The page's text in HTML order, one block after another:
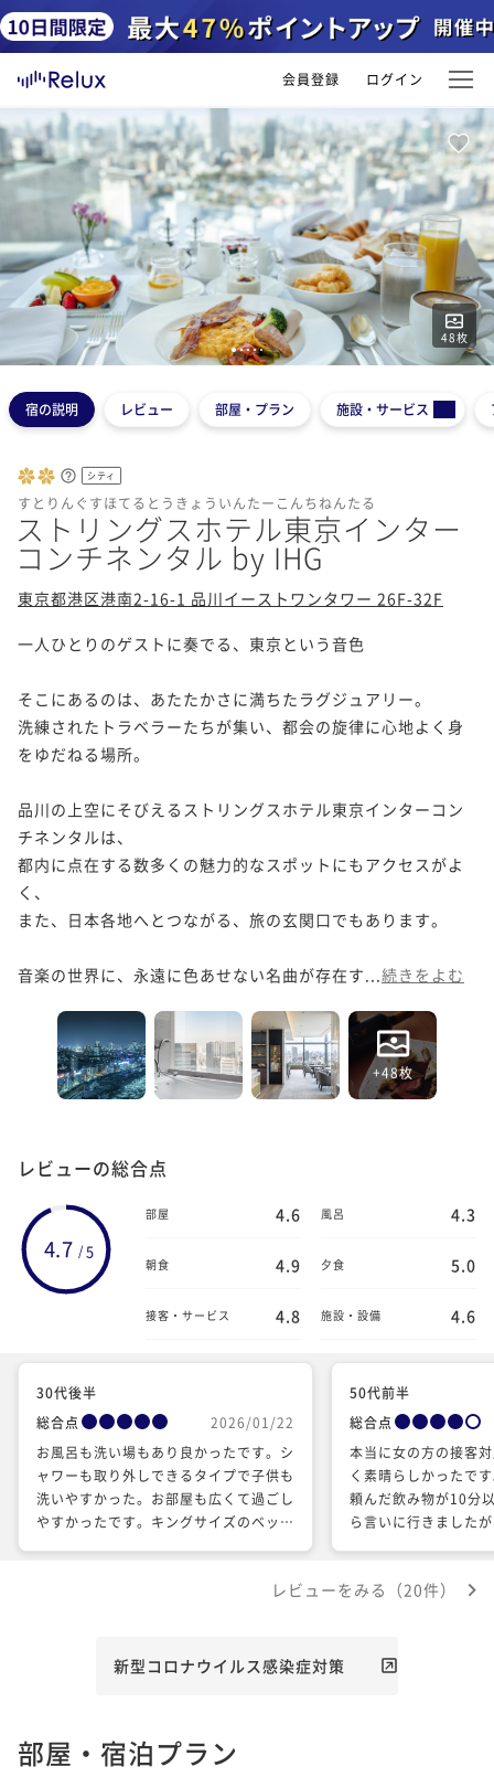
会員登録 ログイン
48枚
12345
宿の説明 レビュー 部屋・プラン 施設・サービス
シティ
すとりんぐすほてるとうきょういんたーこんちねんたる
ストリングスホテル東京インター
コンチネンタル by IHG
東京都港区港南2-16-1 品川イーストワンタワー 26F-32F
一人ひとりのゲストに奏でる、東京という音色
そこにあるのは、あたたかさに満ちたラグジュアリー。
洗練されたトラベラーたちが集い、都会の旋律に心地よく身
をゆだねる場所。
品川の上空にそびえるストリングスホテル東京インターコン
チネンタルは、
都内に点在する数多くの魅力的なスポットにもアクセスがよ
く、
また、日本各地へとつながる、旅の玄関口でもあります。
音楽の世界に、永遠に色あせない名曲が存在す... 続きをよむ
+48枚
レビューの総合点
4.7 /5
部屋 4.6 風呂 4.3
朝食 4.9 夕食 5.0
接客・サービス 4.8 施設・設備 4.6
30代後半
総合点
2026/01/22
お風呂も洗い場もあり良かったです。シ
ャワーも取り外しできるタイプで子供も
洗いやすかった。お部屋も広くて過ごし
やすかったです。キングサイズのベッド
50代前半
総合点
本当に女の方の接客
く素晴らしかったで
頼んだ飲み物が10分
ら言いに行きました
居られた女の方が1番
しです。 朝食はとっても美味しかった
レビューをみる（20件）
新型コロナウイルス感染症対策
部屋・宿泊プラン